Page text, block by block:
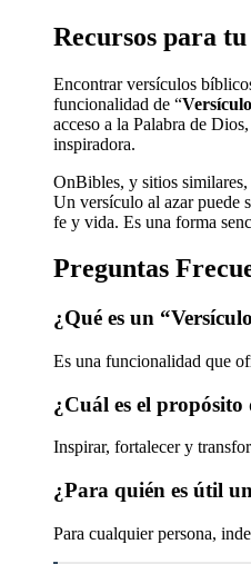
Recursos para
Encontrar versículos
funcionalidad de “
acceso a la Palabra de
inspiradora.
OnBibles, y sitios
Un versículo al azar puede
fe y vida. Es una forma
Preguntas
¿Qué es un
Es una funcionalidad que
¿Cuál es el
Inspirar, fortalecer y
¿Para quién es útil
Para cualquier persona,